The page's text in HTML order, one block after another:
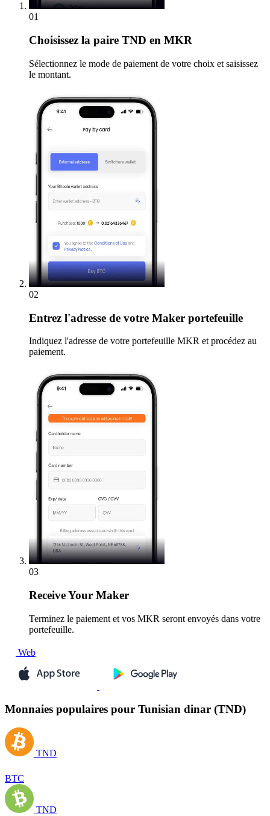
01
Choisissez la paire TND en MKR
Sélectionnez le mode de paiement de votre choix et saisissez
le montant.
02
Entrez l'adresse de votre Maker portefeuille
Indiquez l'adresse de votre portefeuille MKR et procédez au
paiement.
03
ReceiveYour Maker
Terminez le paiement et vos MKR seront envoyés dans votre
portefeuille.
Web
Monnaies populaires pour Tunisian dinar (TND)
TND
BTC
TND